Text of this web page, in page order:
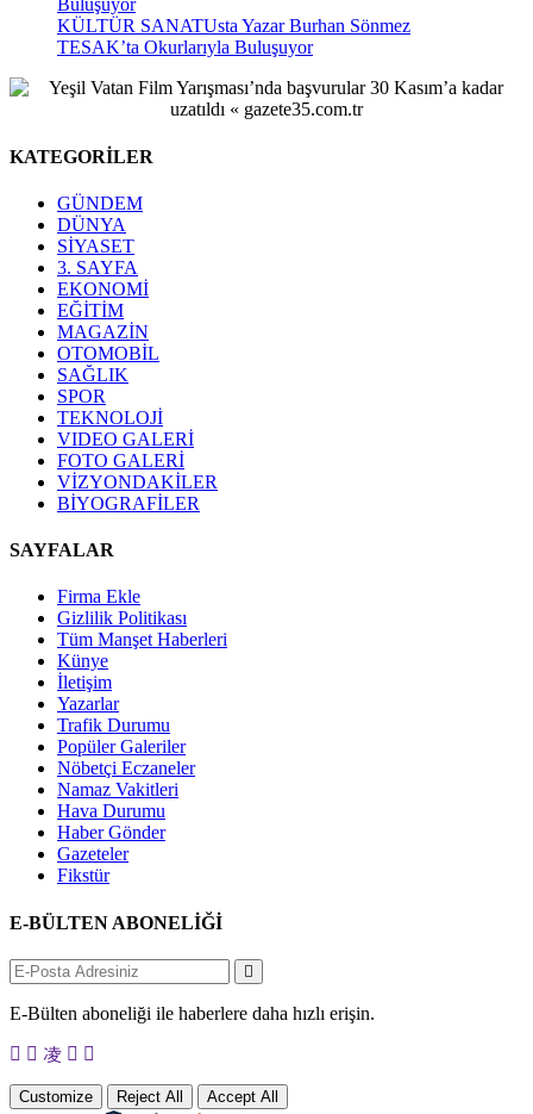
KÜLTÜR SANATUsta Yazar Burhan Sönmez
TESAK’ta Okurlarıyla Buluşuyor
KATEGORİLER
GÜNDEM
DÜNYA
SİYASET
3. SAYFA
EKONOMİ
EĞİTİM
MAGAZİN
OTOMOBİL
SAĞLIK
SPOR
TEKNOLOJİ
VIDEO GALERİ
FOTO GALERİ
VİZYONDAKİLER
BİYOGRAFİLER
SAYFALAR
Firma Ekle
Gizlilik Politikası
Tüm Manşet Haberleri
Künye
İletişim
Yazarlar
Trafik Durumu
Popüler Galeriler
Nöbetçi Eczaneler
Namaz Vakitleri
Hava Durumu
Haber Gönder
Gazeteler
Fikstür
E-BÜLTEN ABONELİĞİ
E-Bülten aboneliği ile haberlere daha hızlı erişin.
Customize Reject All Accept All